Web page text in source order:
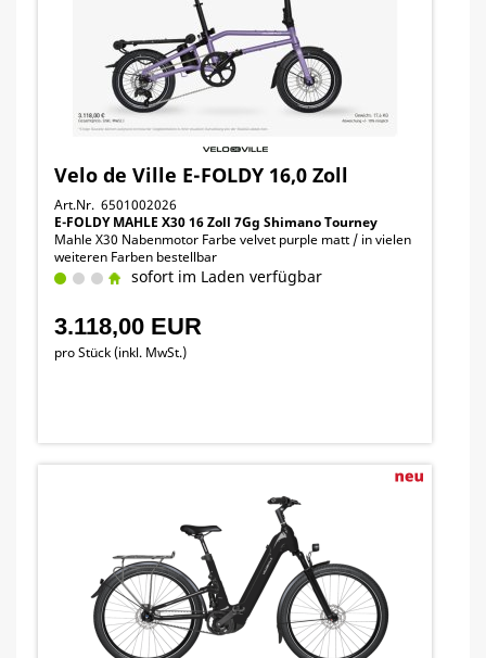
Velo de Ville E-FOLDY 16,0 Zoll
Art.Nr. 6501002026
E-FOLDY MAHLE X30 16 Zoll 7Gg Shimano Tourney
Mahle X30 Nabenmotor Farbe velvet purple matt / in vielen
weiteren Farben bestellbar
sofort im Laden verfügbar
3.118,00 EUR
pro Stück (inkl. MwSt.)